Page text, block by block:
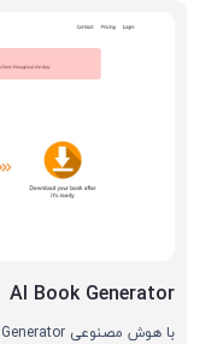
AI Book Generator